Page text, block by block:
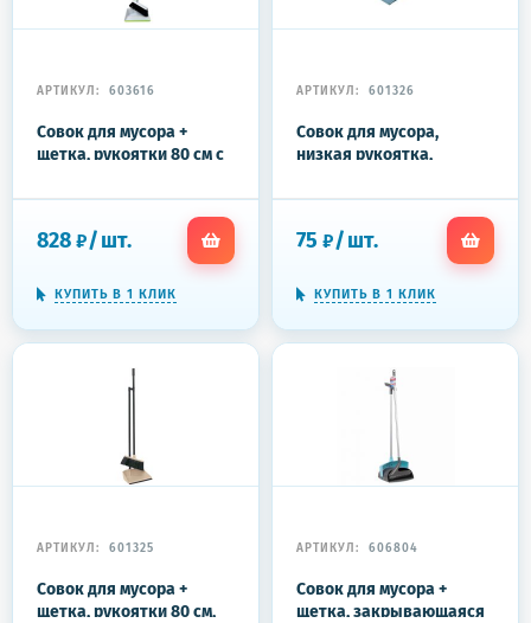
АРТИКУЛ: 603616
Совок для мусора +
щетка, рукоятки 80 см с
зелено-белый,
"ЛЕНИВКА", ЛЮБАША,
603616
828 ₽/шт.
КУПИТЬ В 1 КЛИК
АРТИКУЛ: 601326
Совок для мусора,
низкая рукоятка,
ассорти, "ИДЕАЛ", эконом
75 ₽/шт.
КУПИТЬ В 1 КЛИК
АРТИКУЛ: 601325
Совок для мусора +
щетка, рукоятки 80 см,
АРТИКУЛ: 606804
Совок для мусора +
щетка, закрывающаяся